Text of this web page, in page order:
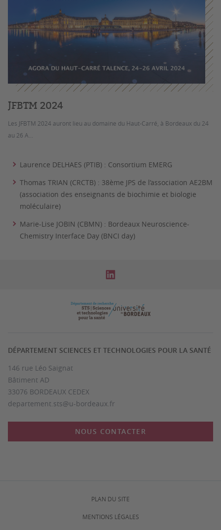
JFBTM 2024
Les JFBTM 2024 auront lieu au domaine du Haut-Carré, à Bordeaux du 24
au 26 A...
Laurence DELHAES (PTIB) : Consortium EMERG
Thomas TRIAN (CRCTB) : 38ème JPS de l’association AE2BM
(association des enseignants de biochimie et biologie
moléculaire)
Marie-Lise JOBIN (CBMN) : Bordeaux Neuroscience-
Chemistry Interface Day (BNCI day)
DÉPARTEMENT SCIENCES ET TECHNOLOGIES POUR LA SANTÉ
146 rue Léo Saignat
Bâtiment AD
33076 BORDEAUX CEDEX
departement.sts@u-bordeaux.fr
NOUS CONTACTER
PLAN DU SITE
MENTIONS LÉGALES